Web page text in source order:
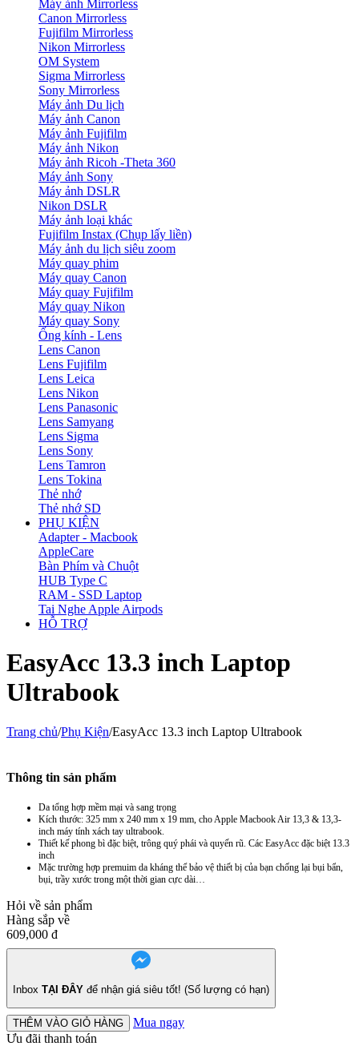
Máy ảnh Mirrorless
Canon Mirrorless
Fujifilm Mirrorless
Nikon Mirrorless
OM System
Sigma Mirrorless
Sony Mirrorless
Máy ảnh Du lịch
Máy ảnh Canon
Máy ảnh Fujifilm
Máy ảnh Nikon
Máy ảnh Ricoh -Theta 360
Máy ảnh Sony
Máy ảnh DSLR
Nikon DSLR
Máy ảnh loại khác
Fujifilm Instax (Chụp lấy liền)
Máy ảnh du lịch siêu zoom
Máy quay phim
Máy quay Canon
Máy quay Fujifilm
Máy quay Nikon
Máy quay Sony
Ống kính - Lens
Lens Canon
Lens Fujifilm
Lens Leica
Lens Nikon
Lens Panasonic
Lens Samyang
Lens Sigma
Lens Sony
Lens Tamron
Lens Tokina
Thẻ nhớ
Thẻ nhớ SD
PHỤ KIỆN
Adapter - Macbook
AppleCare
Bàn Phím và Chuột
HUB Type C
RAM - SSD Laptop
Tai Nghe Apple Airpods
HỖ TRỢ
EasyAcc 13.3 inch Laptop
Ultrabook
Trang chủ/Phụ Kiện/EasyAcc 13.3 inch Laptop Ultrabook
Thông tin sản phẩm
Da tổng hợp mềm mại và sang trọng
Kích thước: 325 mm x 240 mm x 19 mm, cho Apple Macbook Air 13,3 & 13,3-
inch máy tính xách tay ultrabook.
Thiết kế phong bì đặc biệt, trông quý phái và quyến rũ. Các EasyAcc đặc biệt 13.3
inch
Mặc trường hợp premuim da kháng thể bảo vệ thiết bị của bạn chống lại bụi bẩn,
bụi, trầy xước trong một thời gian cực dài…
Hỏi về sản phẩm
Hàng sắp về
609,000 đ
Inbox TẠI ĐÂY để nhận giá siêu tốt! (Số lượng có hạn)
THÊM VÀO GIỎ HÀNG
Mua ngay
Ưu đãi thanh toán